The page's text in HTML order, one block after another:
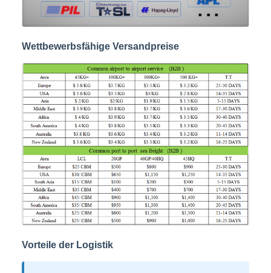
Wettbewerbsfähige Versandpreise
Vorteile der Logistik